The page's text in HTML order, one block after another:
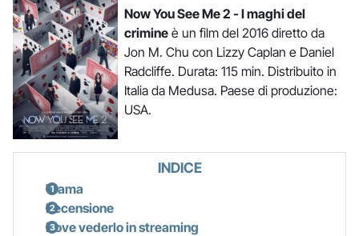
Now You See Me 2 - I maghi del
crimineè un film del 2016 diretto da
Jon M. Chu con Lizzy Caplan e Daniel
Radcliffe. Durata: 115 min. Distribuito in
Italia da Medusa. Paese di produzione:
USA.
INDICE
Trama
Recensione
Dove vederlo in streaming